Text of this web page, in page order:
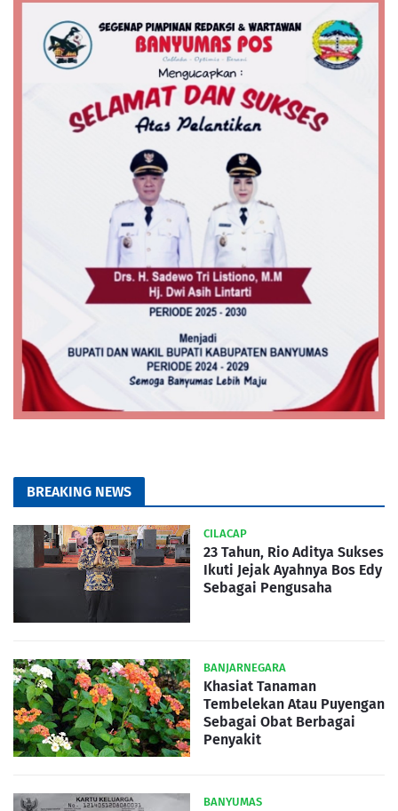
BREAKING NEWS
CILACAP
23 Tahun, Rio Aditya Sukses
Ikuti Jejak Ayahnya Bos Edy
Sebagai Pengusaha
BANJARNEGARA
Khasiat Tanaman
Tembelekan Atau Puyengan
Sebagai Obat Berbagai
Penyakit
BANYUMAS